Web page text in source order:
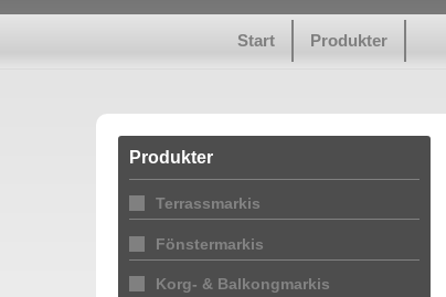
Start Produkter
Produkter
Terrassmarkis
Fönstermarkis
Korg- & Balkongmarkis